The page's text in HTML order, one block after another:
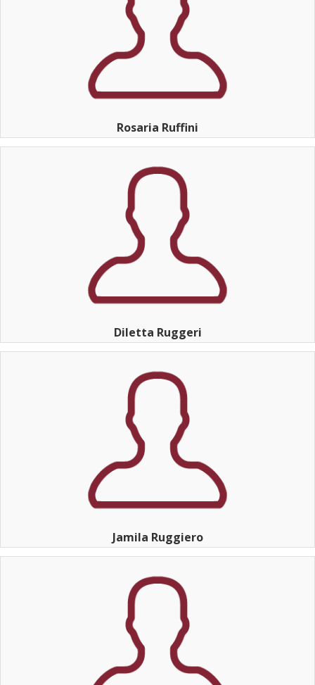
Rosaria Ruffini
Diletta Ruggeri
Jamila Ruggiero